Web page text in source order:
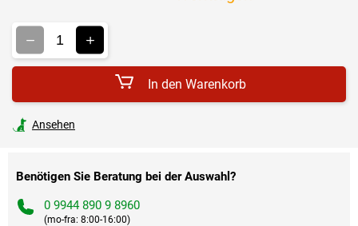
In den Warenkorb
Ansehen
Benötigen Sie Beratung bei der Auswahl?
0 9944 890 9 8960
(mo-fra: 8:00-16:00)